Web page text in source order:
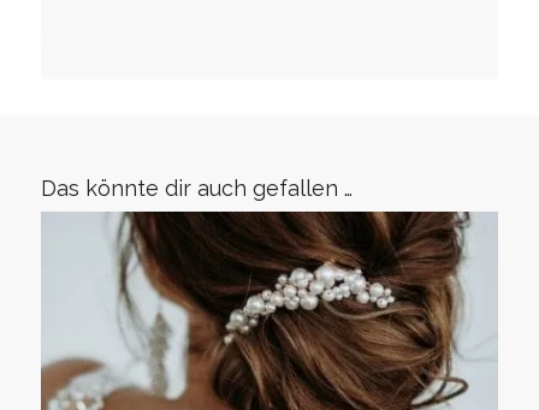
Das könnte dir auch gefallen …